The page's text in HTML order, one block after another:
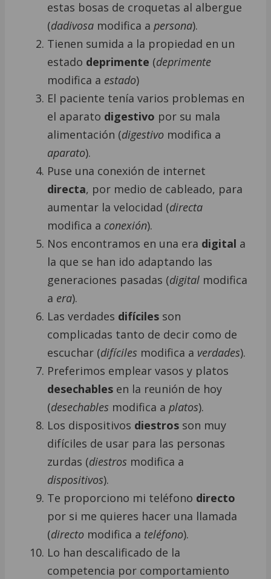
estas bosas de croquetas al albergue
(dadivosa modifica a persona).
Tienen sumida a la propiedad en un
estado deprimente (deprimente
modifica a estado)
El paciente tenía varios problemas en
el aparato digestivo por su mala
alimentación (digestivo modifica a
aparato).
Puse una conexión de internet
directa, por medio de cableado, para
aumentar la velocidad (directa
modifica a conexión).
Nos encontramos en una era digital a
la que se han ido adaptando las
generaciones pasadas (digital modifica
a era).
Las verdades difíciles son
complicadas tanto de decir como de
escuchar (difíciles modifica a verdades).
Preferimos emplear vasos y platos
desechables en la reunión de hoy
(desechables modifica a platos).
Los dispositivos diestros son muy
difíciles de usar para las personas
zurdas (diestros modifica a
dispositivos).
Te proporciono mi teléfono directo
por si me quieres hacer una llamada
(directo modifica a teléfono).
Lo han descalificado de la
competencia por comportamiento